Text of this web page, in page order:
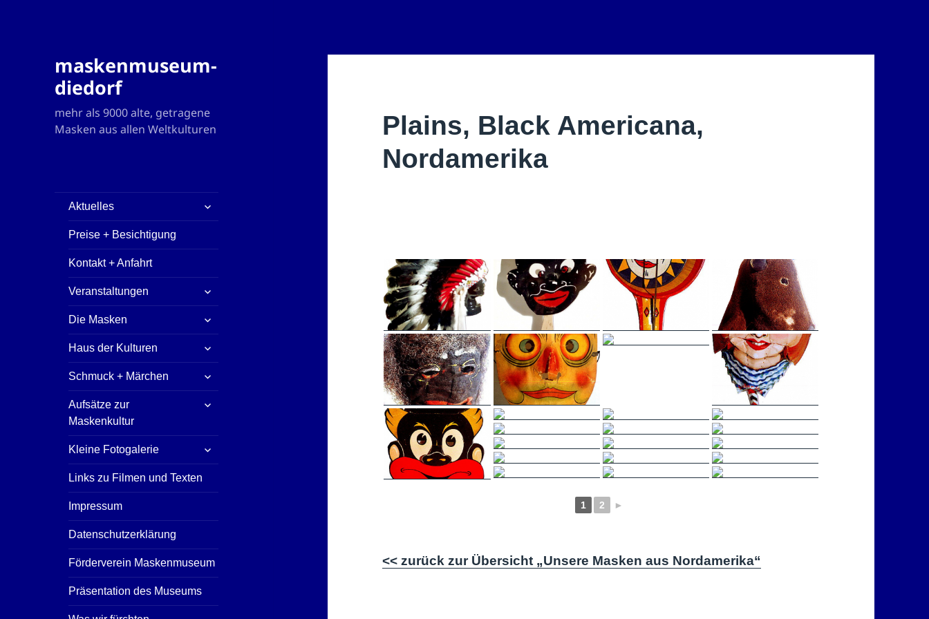
maskenmuseum-
diedorf
mehr als 9000 alte, getragene
Masken aus allen Weltkulturen
Aktuelles
untermenü
öffnen
Preise + Besichtigung
Kontakt + Anfahrt
Veranstaltungen
untermenü
öffnen
Die Masken
untermenü
öffnen
Haus der Kulturen
untermenü
öffnen
Schmuck + Märchen
untermenü
öffnen
Aufsätze zur
Maskenkultur
untermenü
Kleine Fotogalerie
untermenü
öffnen
Links zu Filmen und Texten
Impressum
Datenschutzerklärung
Förderverein Maskenmuseum
Präsentation des Museums
Plains, Black Americana,
Nordamerika
1 2 ►
<< zurück zur Übersicht „Unsere Masken aus Nordamerika“